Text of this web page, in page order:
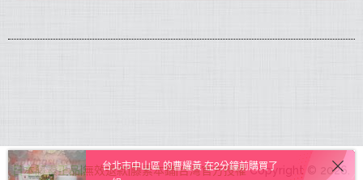
日本藤素正品|無效退款|藤素本鋪|台灣官方授權Copyright © 2026.
台北市中山區 的曹耀黃 在2分鐘前購買了
一組